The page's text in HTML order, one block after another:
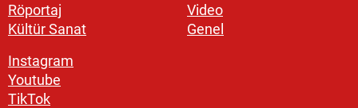
Röportaj
Kültür Sanat
Video
Genel
Instagram
Youtube
TikTok